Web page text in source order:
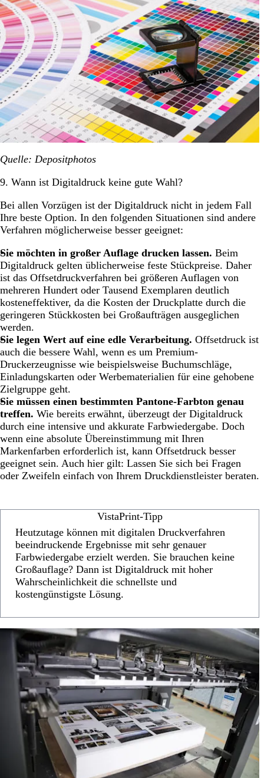
Quelle: Depositphotos
9. Wann ist Digitaldruck keine gute Wahl?
Bei allen Vorzügen ist der Digitaldruck nicht in jedem Fall
Ihre beste Option. In den folgenden Situationen sind andere
Verfahren möglicherweise besser geeignet:
Sie möchten in großer Auflage drucken lassen. Beim
Digitaldruck gelten üblicherweise feste Stückpreise. Daher
ist das Offsetdruckverfahren bei größeren Auflagen von
mehreren Hundert oder Tausend Exemplaren deutlich
kosteneffektiver, da die Kosten der Druckplatte durch die
geringeren Stückkosten bei Großaufträgen ausgeglichen
werden.
Sie legen Wert auf eine edle Verarbeitung. Offsetdruck ist
auch die bessere Wahl, wenn es um Premium-
Druckerzeugnisse wie beispielsweise Buchumschläge,
Einladungskarten oder Werbematerialien für eine gehobene
Zielgruppe geht.
Sie müssen einen bestimmten Pantone-Farbton genau
treffen. Wie bereits erwähnt, überzeugt der Digitaldruck
durch eine intensive und akkurate Farbwiedergabe. Doch
wenn eine absolute Übereinstimmung mit Ihren
Markenfarben erforderlich ist, kann Offsetdruck besser
geeignet sein. Auch hier gilt: Lassen Sie sich bei Fragen
oder Zweifeln einfach von Ihrem Druckdienstleister beraten.
VistaPrint-Tipp
Heutzutage können mit digitalen Druckverfahren
beeindruckende Ergebnisse mit sehr genauer
Farbwiedergabe erzielt werden. Sie brauchen keine
Großauflage? Dann ist Digitaldruck mit hoher
Wahrscheinlichkeit die schnellste und
kostengünstigste Lösung.